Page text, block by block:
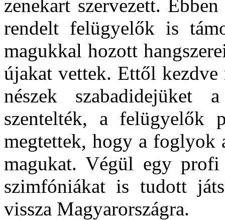
zenekart szervezett.
rendelt felügyelők is
magukkal hozott
újakat vettek. Ettől
nészek szabadidejüket
szentelték, a felügye­lők
megtettek, hogy a foglyok
magukat. Vé­gül egy
szimfóniákat is tudott
vissza Magyarországra.